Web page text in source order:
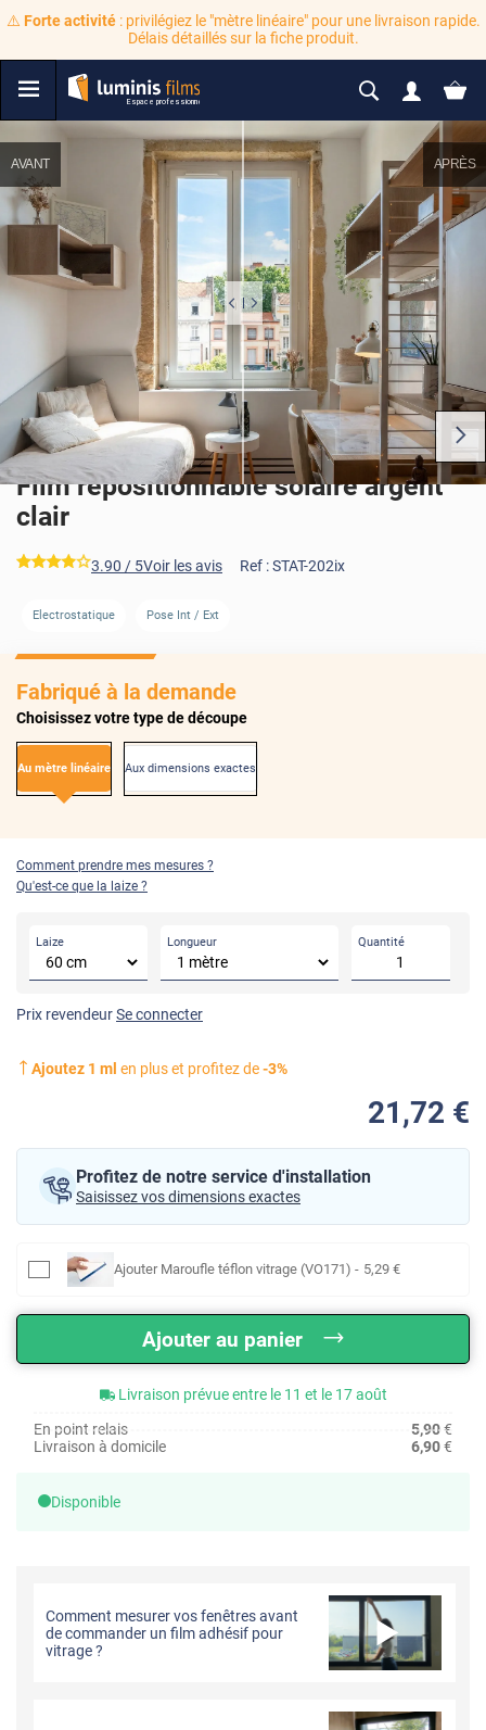
⚠️ Forte activité: privilégiez le "mètre linéaire" pour une livraison rapide.
Délais détaillés sur la fiche produit.
AVANT APRÈS
Film repositionnable solaire argent
clair
*****3.90 / 5Voir les avis Ref :STAT-202ix
Electrostatique Pose Int / Ext
Fabriqué à la demande
Choisissez votre type de découpe
Au mètre linéaire Aux dimensions exactes
Comment prendre mes mesures ?
Qu'est-ce que la laize ?
Laize Longueur Quantité
Prix revendeurSe connecter
Ajoutez 1 ml en plus et profitez de-3%
21 ,72 €
Profitez de notre service d'installation
Saisissez vos dimensions exactes
Ajouter Maroufle téflon vitrage (VO171) - 5,29 €
Ajouter au panier
Livraison prévue entre le 11 et le 17 août
En point relais
5,90€
Livraison à domicile
6,90€
Disponible
Comment mesurer vos fenêtres avant
de commander un film adhésif pour
vitrage ?